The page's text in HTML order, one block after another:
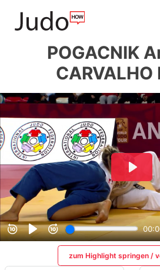
POGACNIK
CARVALHO
zum Highlight springen /